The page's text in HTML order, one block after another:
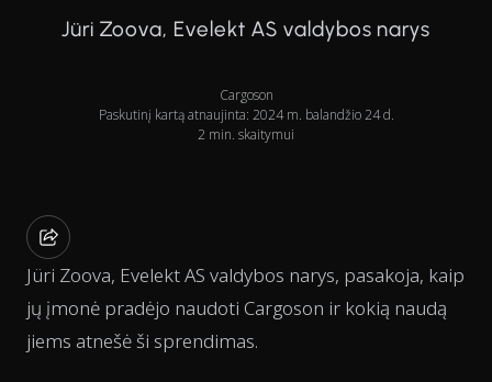
Jüri Zoova, Evelekt AS valdybos narys
Cargoson
Paskutinį kartą atnaujinta: 2024 m. balandžio 24 d.
2 min. skaitymui
Jüri Zoova, Evelekt AS valdybos narys, pasakoja, kaip
jų įmonė pradėjo naudoti Cargoson ir kokią naudą
jiems atnešė ši sprendimas.